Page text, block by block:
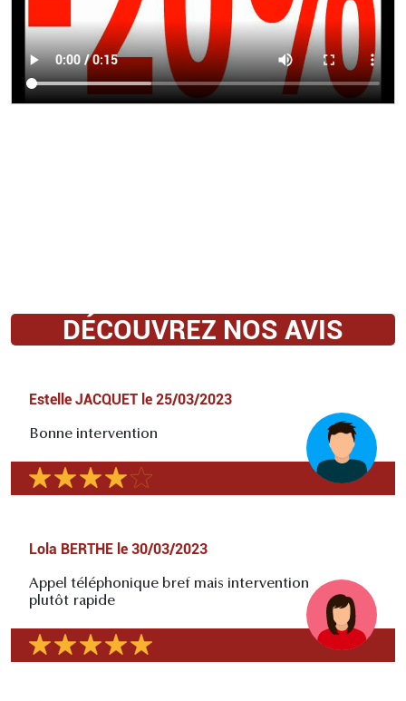
DÉCOUVREZ NOS AVIS
Estelle JACQUET le 25/03/2023
Bonne intervention
Lola BERTHE le 30/03/2023
Appel téléphonique bref mais intervention
plutôt rapide